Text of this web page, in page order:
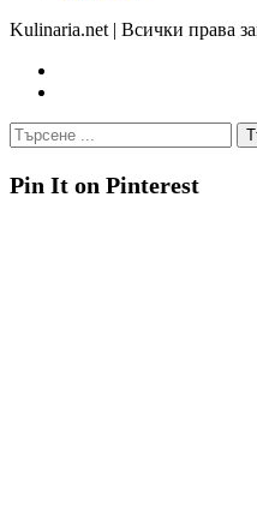
Kulinaria.net | Всички права
Pin It on Pinterest